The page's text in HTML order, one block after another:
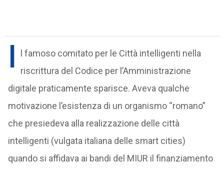
I
l famoso comitato per le Città intelligenti nella
riscrittura del Codice per l’Amministrazione
digitale praticamente sparisce. Aveva qualche
motivazione l’esistenza di un organismo “romano”
che presiedeva alla realizzazione delle città
intelligenti (vulgata italiana delle smart cities)
quando si affidava ai bandi del MIUR il finanziamento